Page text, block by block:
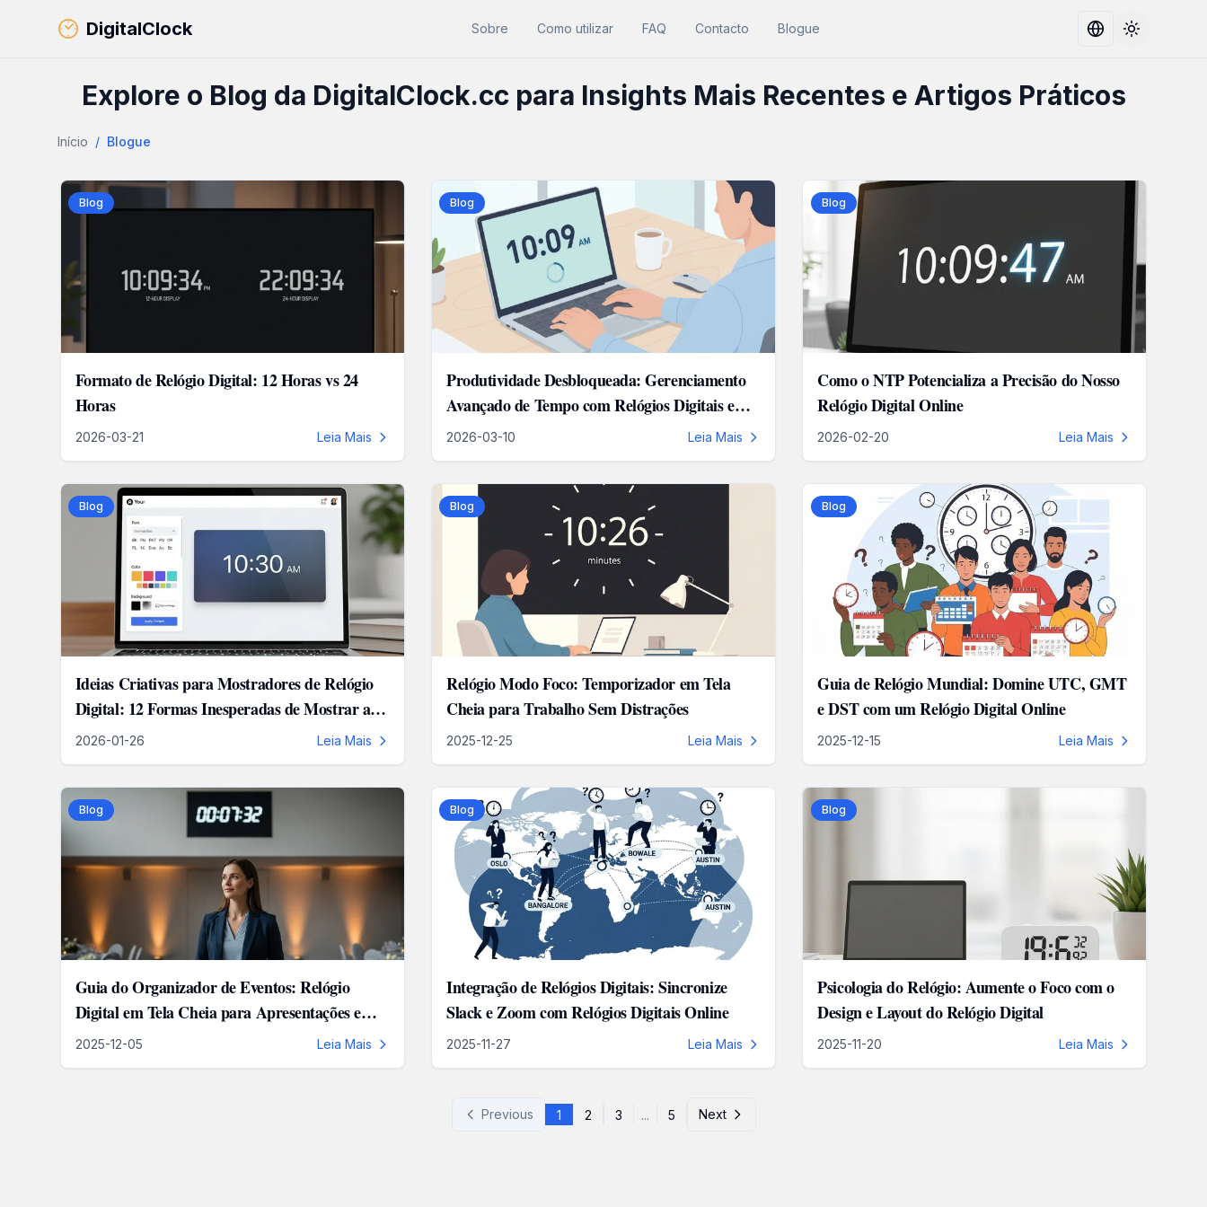
DigitalClock Sobre Como utilizar FAQ Contacto Blogue Toggle
Explore o Blog da DigitalClock.cc para Insights Mais Recentes e Artigos Práticos
Início / Blogue
Blog
Formato de Relógio Digital: 12 Horas vs 24
Horas
2026-03-21 Leia Mais
Blog
Produtividade Desbloqueada: Gerenciamento
Avançado de Tempo com Relógios Digitais em
Tela Cheia
2026-03-10 Leia Mais
Blog
Como o NTP Potencializa a Precisão do Nosso
Relógio Digital Online
2026-02-20 Leia Mais
Blog
Ideias Criativas para Mostradores de Relógio
Digital: 12 Formas Inesperadas de Mostrar as
Horas
2026-01-26 Leia Mais
Blog
Relógio Modo Foco: Temporizador em Tela
Cheia para Trabalho Sem Distrações
2025-12-25 Leia Mais
Blog
Guia de Relógio Mundial: Domine UTC, GMT
e DST com um Relógio Digital Online
2025-12-15 Leia Mais
Blog
Guia do Organizador de Eventos: Relógio
Digital em Tela Cheia para Apresentações e
Cronômetros
2025-12-05 Leia Mais
Blog
Integração de Relógios Digitais: Sincronize
Slack e Zoom com Relógios Digitais Online
2025-11-27 Leia Mais
Blog
Psicologia do Relógio: Aumente o Foco com o
Design e Layout do Relógio Digital
2025-11-20 Leia Mais
Previous 1 2 3 ... 5 Next